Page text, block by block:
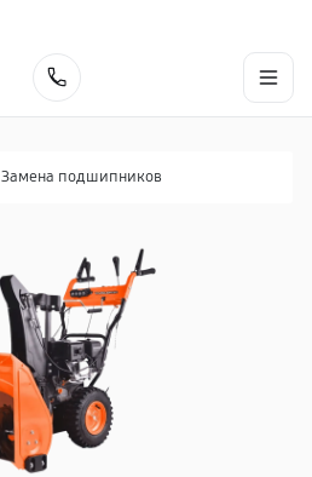
Замена подшипников